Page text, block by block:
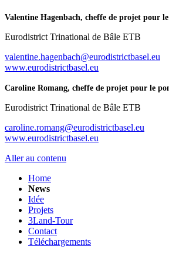
Valentine Hagenbach, cheffe de projet pour
Eurodistrict Trinational de Bâle ETB
valentine.hagenbach@eurodistrictbasel.eu
www.eurodistrictbasel.eu
Caroline Romang, cheffe de projet pour le
Eurodistrict Trinational de Bâle ETB
caroline.romang@eurodistrictbasel.eu
www.eurodistrictbasel.eu
Aller au contenu
Home
News
Idée
Projets
3Land-Tour
Contact
Téléchargements